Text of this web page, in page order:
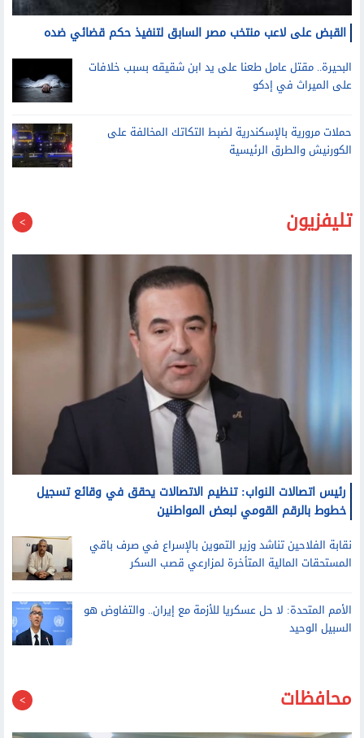
القبض على لاعب منتخب مصر السابق لتنفيذ حكم قضائي ضده
البحيرة.. مقتل عامل طعنا على يد ابن شقيقه بسبب خلافات
على الميراث في إدكو
الكورنيش والطرق الرئيسية
رئيس اتصالات النواب: تنظيم الاتصالات يحقق في وقائع تسجيل
خطوط بالرقم القومي لبعض المواطنين
نقابة الفلاحين تناشد وزير التموين بالإسراع في صرف باقي
المستحقات المالية المتأخرة لمزارعي قصب السكر
السبيل الوحيد